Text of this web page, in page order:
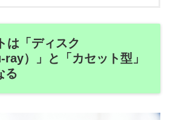
は「ディスク
ray）」と「カセット型」
る